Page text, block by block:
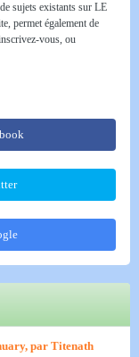
sujets existants sur LE
permet également de
vous, ou
par Titenath